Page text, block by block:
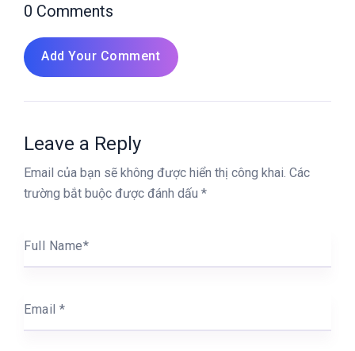
0 Comments
Add Your Comment
Leave a Reply
Email của bạn sẽ không được hiển thị công khai. Các
trường bắt buộc được đánh dấu *
Full Name*
Email *